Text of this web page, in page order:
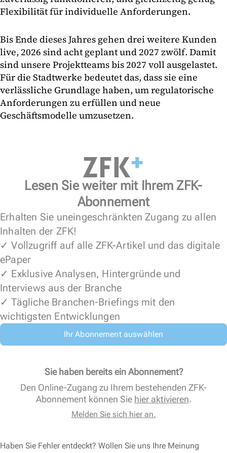
Flexibilität für individuelle Anforderungen.
Bis Ende dieses Jahres gehen drei weitere Kunden
live, 2026 sind acht geplant und 2027 zwölf. Damit
sind unsere Projektteams bis 2027 voll ausgelastet.
Für die Stadtwerke bedeutet das, dass sie eine
verlässliche Grundlage haben, um regulatorische
Anforderungen zu erfüllen und neue
Geschäftsmodelle umzusetzen.
Lesen Sie weiter mit Ihrem ZFK-
Abonnement
Erhalten Sie uneingeschränkten Zugang zu allen
Inhalten der ZFK!
✓ Vollzugriff auf alle ZFK-Artikel und das digitale
ePaper
✓ Exklusive Analysen, Hintergründe und
Interviews aus der Branche
✓ Tägliche Branchen-Briefings mit den
wichtigsten Entwicklungen
Ihr Abonnement auswählen
Sie haben bereits ein Abonnement?
Den Online-Zugang zu Ihrem bestehenden ZFK-
Abonnement können Sie hier aktivieren.
Melden Sie sich hier an.
Haben Sie Fehler entdeckt? Wollen Sie uns Ihre Meinung